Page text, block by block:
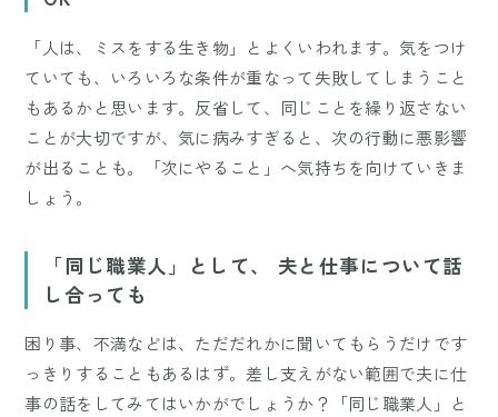
「人は、ミスをする生き物」とよくいわれます。気をつけ
ていても、いろいろな条件が重なって失敗してしまうこと
もあるかと思います。反省して、同じことを繰り返さない
ことが大切ですが、気に病みすぎると、次の行動に悪影響
が出ることも。「次にやること」へ気持ちを向けていきま
しょう。
「同じ職業人」として、 夫と仕事について話
し合っても
困り事、不満などは、ただだれかに聞いてもらうだけです
っきりすることもあるはず。差し支えがない範囲で夫に仕
事の話をしてみてはいかがでしょうか？「同じ職業人」と